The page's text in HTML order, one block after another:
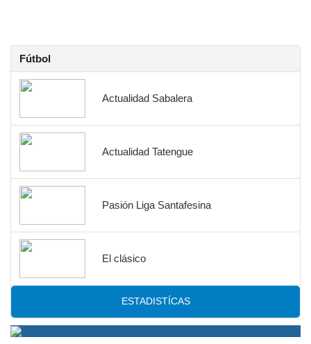
Fútbol
Actualidad Sabalera
Actualidad Tatengue
Pasión Liga Santafesina
El clásico
ESTADISTÍCAS